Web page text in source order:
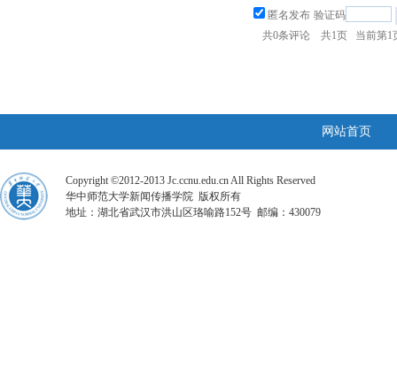
匿名发布 验证码
共0条评论 共1页 当前第1
网站首页
Copyright ©2012-2013 Jc.ccnu.edu.cn All Rights Reserved
华中师范大学新闻传播学院 版权所有
地址：湖北省武汉市洪山区珞喻路152号 邮编：430079